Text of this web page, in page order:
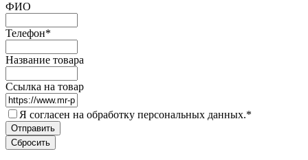
ФИО
Телефон*
Название товара
Ссылка на товар
Я согласен на обработку персональных данных.*